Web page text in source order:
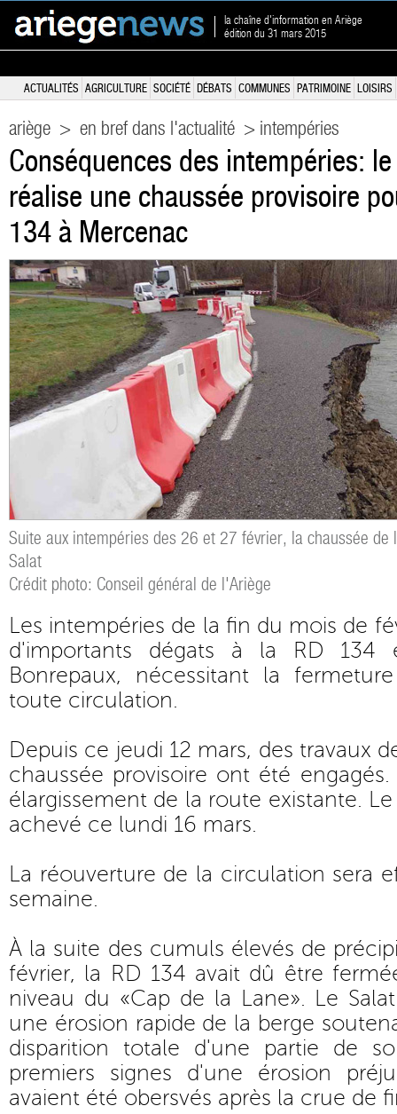
la chaîne d'information en Ariège
édition du 31 mars 2015
ACTUALITÉS AGRICULTURE SOCIÉTÉ DÉBATS COMMUNES PATRIMOINE LOISIRS
ariège > en bref dans l'actualité > intempéries
Conséquences des intempéries:
réalise une chaussée provisoire
134 à Mercenac
Suite aux intempéries des 26 et 27 février, la chaussée de
Salat
Crédit photo: Conseil général de l'Ariège
Les intempéries de la fin du mois de
d'importants dégats à la RD 134
Bonrepaux, nécessitant la
toute circulation.
Depuis ce jeudi 12 mars, des travaux
chaussée provisoire ont été
élargissement de la route existante.
achevé ce lundi 16 mars.
La réouverture de la circulation sera
semaine.
À la suite des cumuls élevés de
février, la RD 134 avait dû être
niveau du «Cap de la Lane». Le
une érosion rapide de la berge
disparition totale d'une partie de
premiers signes d'une érosion
avaient été obersvés après la crue de